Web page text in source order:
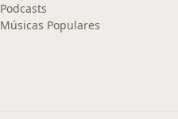
Podcasts
Músicas Populares